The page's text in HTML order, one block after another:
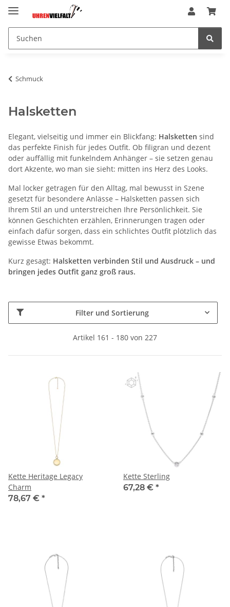
Schmuck
Halsketten
Elegant, vielseitig und immer ein Blickfang: Halsketten sind
das perfekte Finish für jedes Outfit. Ob filigran und dezent
oder auffällig mit funkelndem Anhänger – sie setzen genau
dort Akzente, wo man sie sieht: mitten ins Herz des Looks.
Mal locker getragen für den Alltag, mal bewusst in Szene
gesetzt für besondere Anlässe – Halsketten passen sich
Ihrem Stil an und unterstreichen Ihre Persönlichkeit. Sie
können Geschichten erzählen, Erinnerungen tragen oder
einfach dafür sorgen, dass ein schlichtes Outfit plötzlich das
gewisse Etwas bekommt.
Kurz gesagt: Halsketten verbinden Stil und Ausdruck – und
bringen jedes Outfit ganz groß raus.
Filter und Sortierung
Artikel 161 - 180 von 227
Kette Heritage Legacy
Charm
78,67 € *
Kette Sterling
67,28 € *